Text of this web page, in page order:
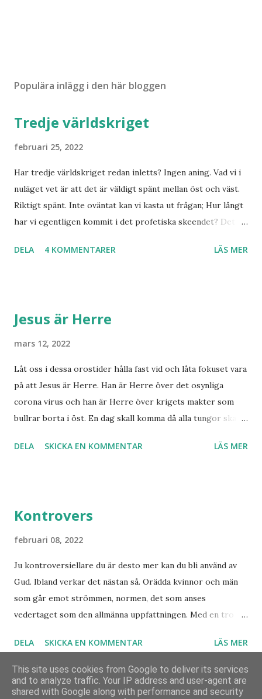
Populära inlägg i den här bloggen
Tredje världskriget
februari 25, 2022
Har tredje världskriget redan inletts? Ingen aning. Vad vi i
nuläget vet är att det är väldigt spänt mellan öst och väst.
Riktigt spänt. Inte oväntat kan vi kasta ut frågan; Hur långt
har vi egentligen kommit i det profetiska skeendet? Det
särskilt långt kvar till Jesu tillkommelse. Finns det något
i Norge sett tredje världskriget bryta ut någon koppling
och gudsmannen Anton Johanson såg många syner och
uppenbarelser som redan skedde under hans egen levnad.
Han dog 1928. Skandinavien har knappast haft någon profet
av hans kaliber när det gäller drömmar och syner som just
han såg angåe...
DELA 4 KOMMENTARER LÄS MER
Jesus är Herre
mars 12, 2022
Låt oss i dessa orostider hålla fast vid och låta fokuset vara
på att Jesus är Herre. Han är Herre över det osynliga
corona virus och han är Herre över krigets makter som
bullrar borta i öst. En dag skall komma då alla tungor skall
jorden att Jesus Kristus är Herre! Ära Halleluja! Detta är
DELA SKICKA EN KOMMENTAR LÄS MER
Kontrovers
februari 08, 2022
Ju kontroversiellare du är desto mer kan du bli använd av
Gud. Ibland verkar det nästan så. Orädda kvinnor och män
som går emot strömmen, normen, det som anses
vedertaget som den allmänna uppfattningen. Med en tro
dess fästen. Vad skulle Sverige ha varit utan alla dem som
vågade satsa? Som beslutade våga göra det som de brann
för trots att de var utan pengar, utan fungerande skyddsnät
men med en brinnande trosvision? Var finns dessa idag?
DELA SKICKA EN KOMMENTAR LÄS MER
This site uses cookies from Google to deliver its services
and to analyze traffic. Your IP address and user-agent are
shared with Google along with performance and security